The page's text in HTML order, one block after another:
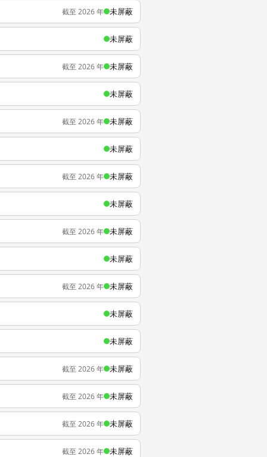
截至 2026 年 未屏蔽
未屏蔽
截至 2026 年 未屏蔽
未屏蔽
截至 2026 年 未屏蔽
未屏蔽
截至 2026 年 未屏蔽
未屏蔽
截至 2026 年 未屏蔽
未屏蔽
截至 2026 年 未屏蔽
未屏蔽
未屏蔽
截至 2026 年 未屏蔽
截至 2026 年 未屏蔽
截至 2026 年 未屏蔽
截至 2026 年 未屏蔽